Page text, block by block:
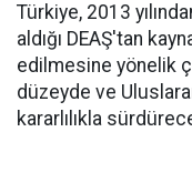
Türkiye, 2013
aldığı DEAŞ'tan
edilmesine yönelik
düzeyde ve
kararlılıkla